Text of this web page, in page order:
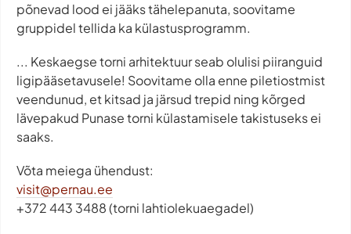
põnevad lood ei jääks tähelepanuta, soovitame
gruppidel tellida ka külastusprogramm.
... Keskaegse torni arhitektuur seab olulisi piiranguid
ligipääsetavusele! Soovitame olla enne piletiostmist
veendunud, et kitsad ja järsud trepid ning kõrged
lävepakud Punase torni külastamisele takistuseks ei
saaks.
Võta meiega ühendust:
visit@pernau.ee
+372 443 3488 (torni lahtiolekuaegadel)